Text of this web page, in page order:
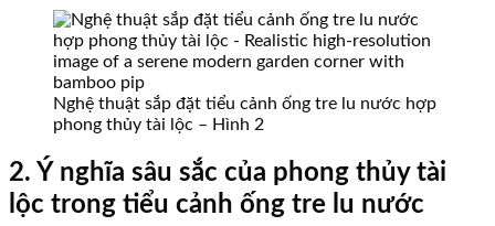
Nghệ thuật sắp đặt tiểu cảnh ống tre lu nước hợp
phong thủy tài lộc – Hình 2
2. Ý nghĩa sâu sắc của phong thủy tài
lộc trong tiểu cảnh ống tre lu nước